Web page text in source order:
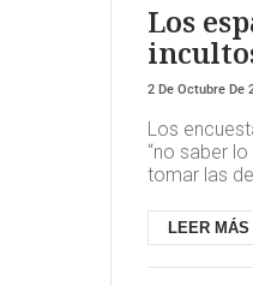
Los
2 De Octubre De
Los
“no saber
tomar las
señalar la
LEER MÁS